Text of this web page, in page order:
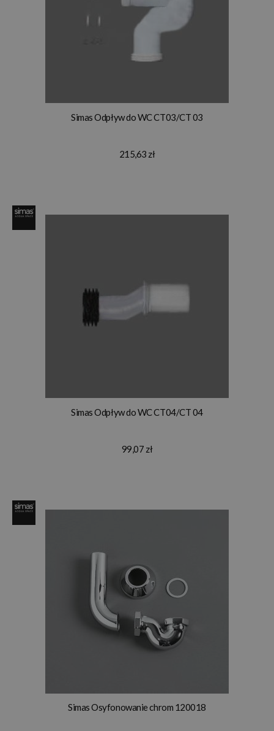
Simas Odpływ do WC CT03/CT 03
215,63 zł
Simas Odpływ do WC CT04/CT 04
99,07 zł
Simas Osyfonowanie chrom 120018